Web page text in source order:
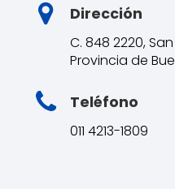
Dirección
C. 848 2220,
Provincia de
Teléfono
011 4213-1809